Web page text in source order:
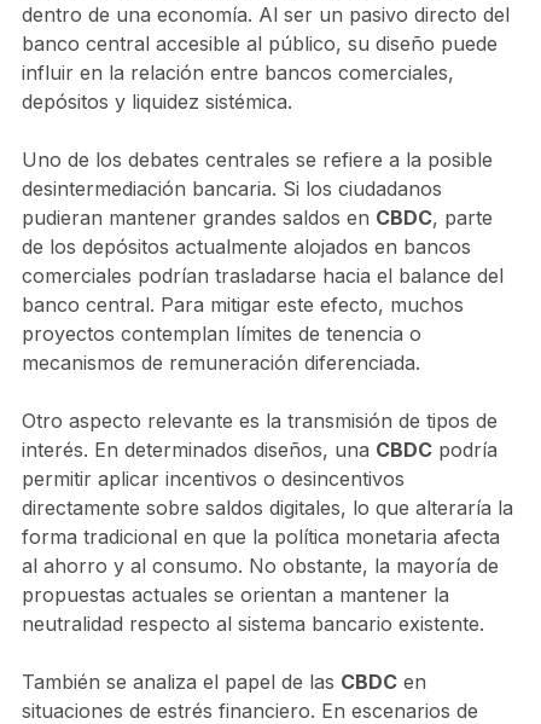
dentro de una economía. Al ser un pasivo directo del
banco central accesible al público, su diseño puede
influir en la relación entre bancos comerciales,
depósitos y liquidez sistémica.
Uno de los debates centrales se refiere a la posible
desintermediación bancaria. Si los ciudadanos
pudieran mantener grandes saldos en CBDC, parte
de los depósitos actualmente alojados en bancos
comerciales podrían trasladarse hacia el balance del
banco central. Para mitigar este efecto, muchos
proyectos contemplan límites de tenencia o
mecanismos de remuneración diferenciada.
Otro aspecto relevante es la transmisión de tipos de
interés. En determinados diseños, una CBDCpodría
permitir aplicar incentivos o desincentivos
directamente sobre saldos digitales, lo que alteraría la
forma tradicional en que la política monetaria afecta
al ahorro y al consumo. No obstante, la mayoría de
propuestas actuales se orientan a mantener la
neutralidad respecto al sistema bancario existente.
También se analiza el papel de las CBDCen
situaciones de estrés financiero. En escenarios de